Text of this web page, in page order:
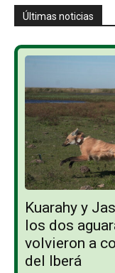
Últimas noticias
Kuarahy y
los dos
volvieron a
del Iberá